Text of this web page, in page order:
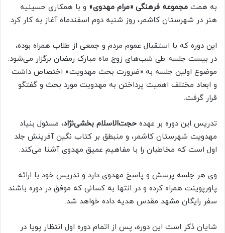
به همت مجموعه فرهنگی «مرام مهدوی» و با همکاری حسینیه
هنر در شهرستان کاشمر، روز شنبه دوم اسفندماه آغاز به کار کرد.
این دوره که با استقبال عموم مردم و جمعی از طلاب همراه بوده،
در بیست جلسه طی شب‌های زوج ماه مبارک رمضان برگزار می‌شود.
موضوع اولین جلسه به «ضرورت بحث مهدویت» اختصاص داشت
و ابعاد مختلف اهمیت پرداختن به مهدویت مورد بحث و گفتگو
قرار گرفت.
تدریس این دوره بر عهده حجت‌الاسلام بخشی‌نژاد، مسئول بنیاد
مهدویت شهرستان کاشمر، و منبطق بر کتاب نگین آفرینش جلد
اول است که مخاطبان را با مفاهیم عمیق مهدوی آشنا می‌کند.
وی هر جلسه پرسش و پاسخ مهدوی دارد و تدریس خود با ارائه
پاورپوینت همراه کرده و در انتها به کسانی که موفق در دوره باشند
سفر رایگان مشهد مقدس هدیه داده خواهد شد.
شایان ذکر است این دوره، پس از اتمام دوره اول انتظار پویا در